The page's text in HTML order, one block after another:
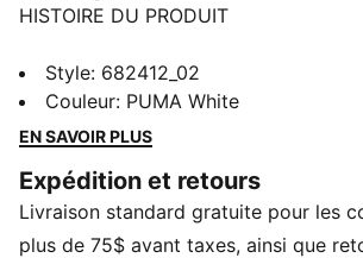
HISTOIRE DU PRODUIT
Complétez votre look quotidien avec
rond. Doté du logo PUMA accrocheur
et de manchettes et ourlets côtelés, il
CARACTÉRISTIQUES ET AVANTAGES
Contient au moins 50 % de matière
DÉTAILS
Style: 682412_02
Couleur: PUMA White
EN SAVOIR PLUS
Expédition et retours
Livraison standard gratuite pour les
plus de 75$ avant taxes, ainsi que